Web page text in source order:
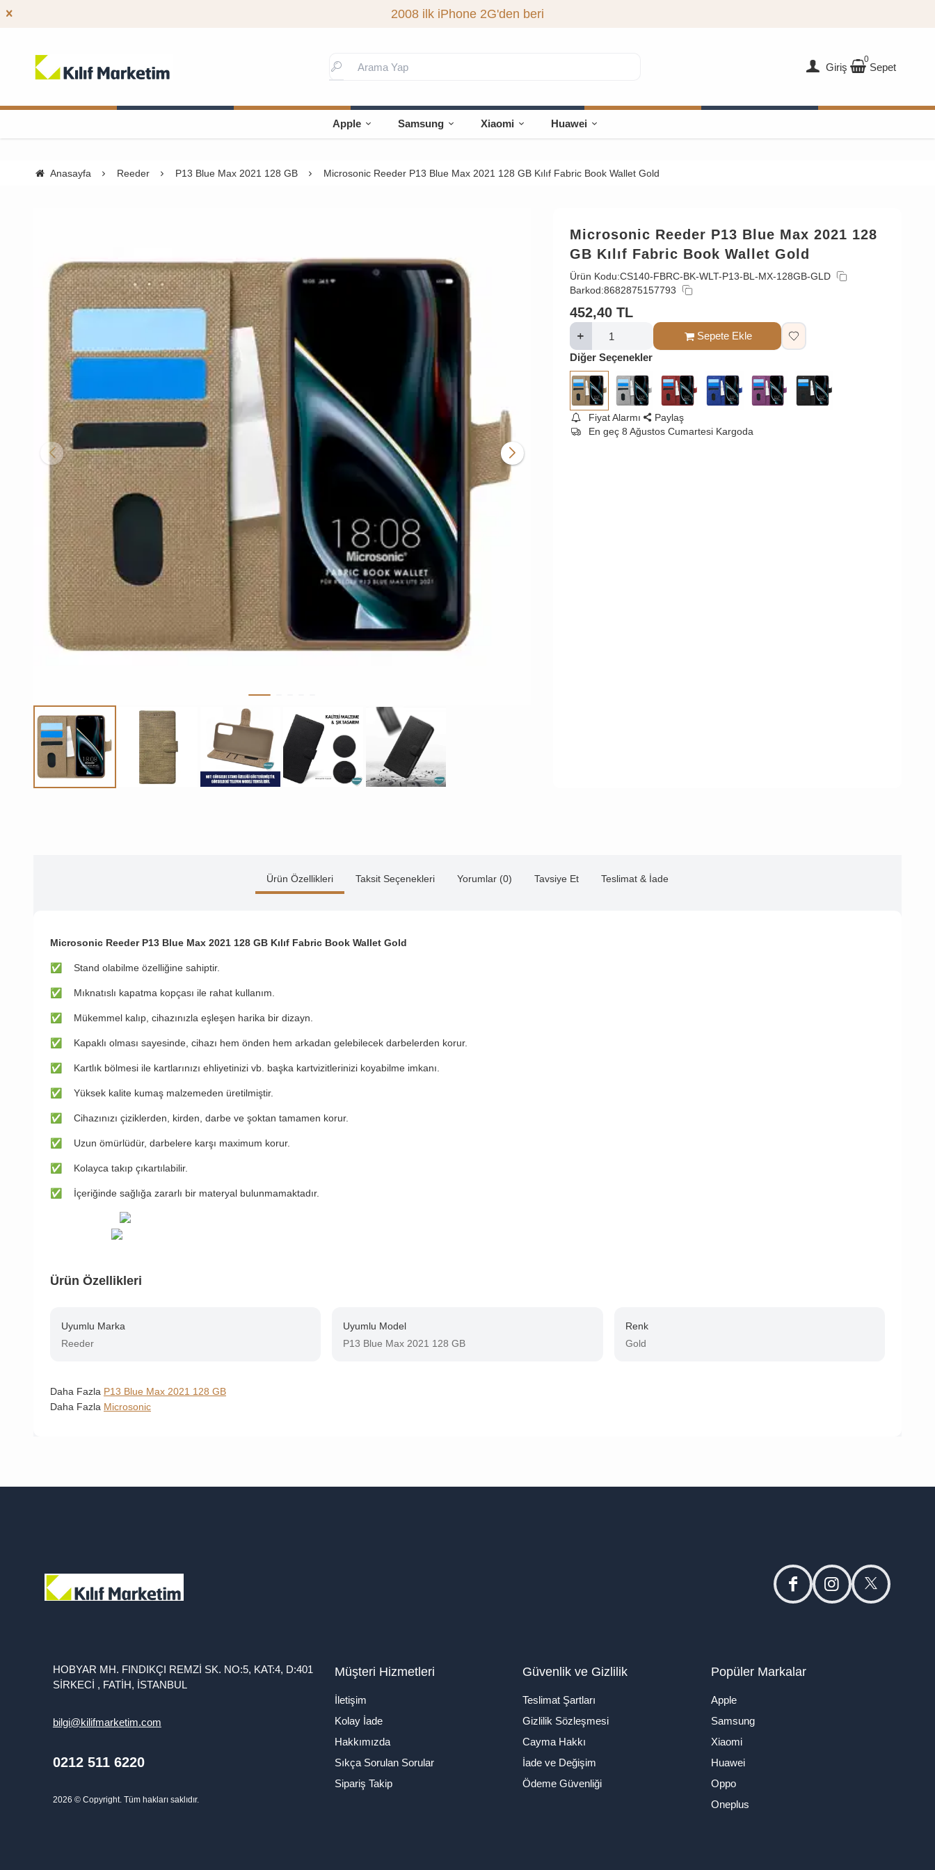
2008 ilk iPhone 2G'den beri
Giriş
0
Sepet
Apple Samsung Xiaomi Huawei
Anasayfa Reeder P13 Blue Max 2021 128 GB Microsonic Reeder P13 Blue Max 2021 128 GB Kılıf Fabric Book Wallet Gold
Microsonic Reeder P13 Blue Max 2021 128
GB Kılıf Fabric Book Wallet Gold
Ürün Kodu:CS140-FBRC-BK-WLT-P13-BL-MX-128GB-GLD
Barkod:8682875157793
452,40 TL
Sepete Ekle
Diğer Seçenekler
Fiyat Alarmı
Paylaş
En geç 8 Ağustos Cumartesi Kargoda
Ürün Özellikleri Taksit Seçenekleri Yorumlar (0) Tavsiye Et Teslimat & İade
Microsonic Reeder P13 Blue Max 2021 128 GB Kılıf Fabric Book Wallet Gold
✅ Stand olabilme özelliğine sahiptir.
✅ Mıknatıslı kapatma kopçası ile rahat kullanım.
✅ Mükemmel kalıp, cihazınızla eşleşen harika bir dizayn.
✅ Kapaklı olması sayesinde, cihazı hem önden hem arkadan gelebilecek darbelerden korur.
✅ Kartlık bölmesi ile kartlarınızı ehliyetinizi vb. başka kartvizitlerinizi koyabilme imkanı.
✅ Yüksek kalite kumaş malzemeden üretilmiştir.
✅ Cihazınızı çiziklerden, kirden, darbe ve şoktan tamamen korur.
✅ Uzun ömürlüdür, darbelere karşı maximum korur.
✅ Kolayca takıp çıkartılabilir.
✅ İçeriğinde sağlığa zararlı bir materyal bulunmamaktadır.
Ürün Özellikleri
Uyumlu Marka
Reeder
Uyumlu Model
P13 Blue Max 2021 128 GB
Renk
Gold
Daha Fazla P13 Blue Max 2021 128 GB
Daha Fazla Microsonic
facebookinstagramtwitter
HOBYAR MH. FINDIKÇI REMZİ SK. NO:5, KAT:4, D:401
SİRKECİ , FATİH, İSTANBUL
bilgi@kilifmarketim.com
0212 511 6220
2026 © Copyright. Tüm hakları saklıdır.
Müşteri Hizmetleri
İletişim
Kolay İade
Hakkımızda
Sıkça Sorulan Sorular
Sipariş Takip
Güvenlik ve Gizlilik
Teslimat Şartları
Gizlilik Sözleşmesi
Cayma Hakkı
İade ve Değişim
Ödeme Güvenliği
Popüler Markalar
Apple
Samsung
Xiaomi
Huawei
Oppo
Oneplus